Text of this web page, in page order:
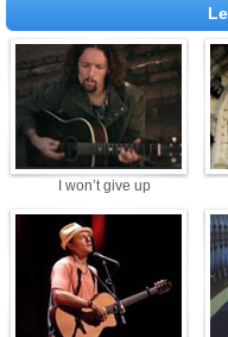
I won’t give up